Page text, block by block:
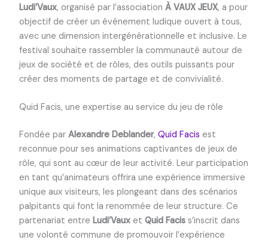
Ludi’Vaux, organisé par l’association À VAUX JEUX, a pour
objectif de créer un événement ludique ouvert à tous,
avec une dimension intergénérationnelle et inclusive. Le
festival souhaite rassembler la communauté autour de
jeux de société et de rôles, des outils puissants pour
créer des moments de partage et de convivialité.
Quid Facis, une expertise au service du jeu de rôle
Fondée par Alexandre Deblander, Quid Facis est
reconnue pour ses animations captivantes de jeux de
rôle, qui sont au cœur de leur activité. Leur participation
en tant qu’animateurs offrira une expérience immersive
unique aux visiteurs, les plongeant dans des scénarios
palpitants qui font la renommée de leur structure. Ce
partenariat entre Ludi’Vauxet Quid Faciss’inscrit dans
une volonté commune de promouvoir l’expérience